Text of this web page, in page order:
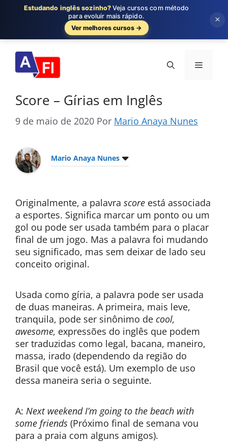
para
conteúdo
Menu
Score – Gírias em Inglês
9 de maio de 2020 Por Mario Anaya Nunes
Mario Anaya Nunes
Originalmente, a palavra score está associada
a esportes. Significa marcar um ponto ou um
gol ou pode ser usada também para o placar
final de um jogo. Mas a palavra foi mudando
seu significado, mas sem deixar de lado seu
conceito original.
Usada como gíria, a palavra pode ser usada
de duas maneiras. A primeira, mais leve,
tranquila, pode ser sinônimo de cool,
awesome, expressões do inglês que podem
ser traduzidas como legal, bacana, maneiro,
massa, irado (dependendo da região do
Brasil que você está). Um exemplo de uso
dessa maneira seria o seguinte.
A: Next weekend I’m going to the beach with
some friends (Próximo final de semana vou
para a praia com alguns amigos).
Estudando inglês sozinho? Veja cursos com método
para evoluir mais rápido.
Ver melhores cursos →
×